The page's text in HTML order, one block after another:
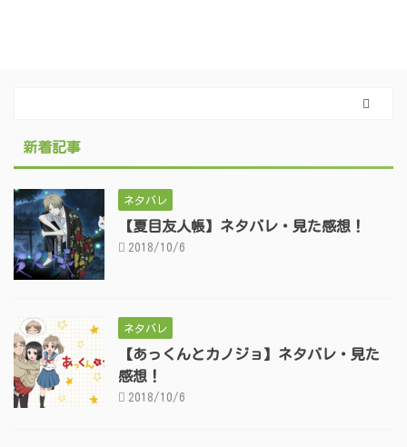
新着記事
ネタバレ
【夏目友人帳】ネタバレ・見た感想！
2018/10/6
ネタバレ
【あっくんとカノジョ】ネタバレ・見た
感想！
2018/10/6